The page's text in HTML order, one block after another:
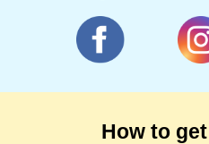
How to